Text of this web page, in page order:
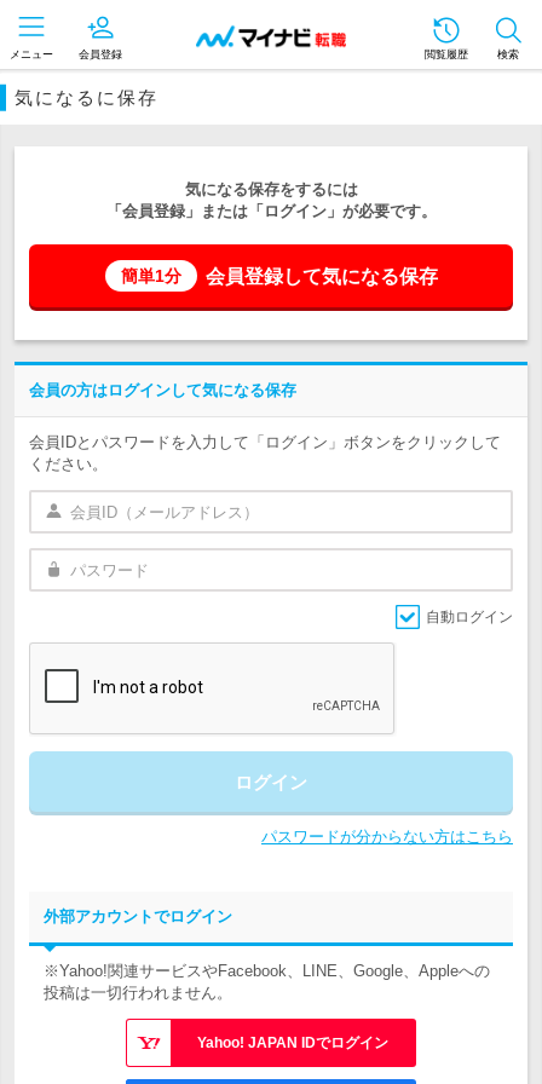
メニュー 会員登録 閲覧履歴 検索
気になるに保存
気になる保存をするには
「会員登録」または「ログイン」が必要です。
簡単1分 会員登録して気になる保存
会員の方はログインして気になる保存
会員IDとパスワードを入力して「ログイン」ボタンをクリックして
ください。
自動ログイン
ログイン
パスワードが分からない方はこちら
外部アカウントでログイン
※Yahoo!関連サービスやFacebook、LINE、Google、Appleへの
投稿は一切行われません。
Yahoo! JAPAN IDでログイン